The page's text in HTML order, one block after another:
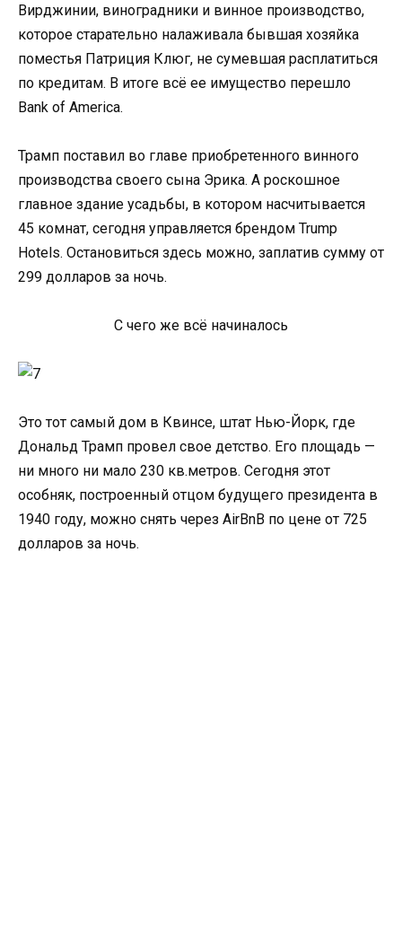
Вирджинии, виноградники и винное производство,
которое старательно налаживала бывшая хозяйка
поместья Патриция Клюг, не сумевшая расплатиться
по кредитам. В итоге всё ее имущество перешло
Bank of America.
Трамп поставил во главе приобретенного винного
производства своего сына Эрика. А роскошное
главное здание усадьбы, в котором насчитывается
45 комнат, сегодня управляется брендом Trump
Hotels. Остановиться здесь можно, заплатив сумму от
299 долларов за ночь.
С чего же всё начиналось
Это тот самый дом в Квинсе, штат Нью-Йорк, где
Дональд Трамп провел свое детство. Его площадь —
ни много ни мало 230 кв.метров. Сегодня этот
особняк, построенный отцом будущего президента в
1940 году, можно снять через AirBnB по цене от 725
долларов за ночь.